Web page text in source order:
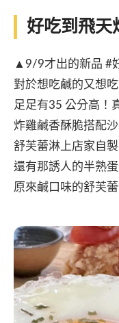
好吃到飛天
▲9/9才出的新品 #
對於想吃鹹的又想
足足有35 公分高！
炸雞鹹香酥脆搭配
舒芙蕾淋上店家自
還有那誘人的半熟
原來鹹口味的舒芙